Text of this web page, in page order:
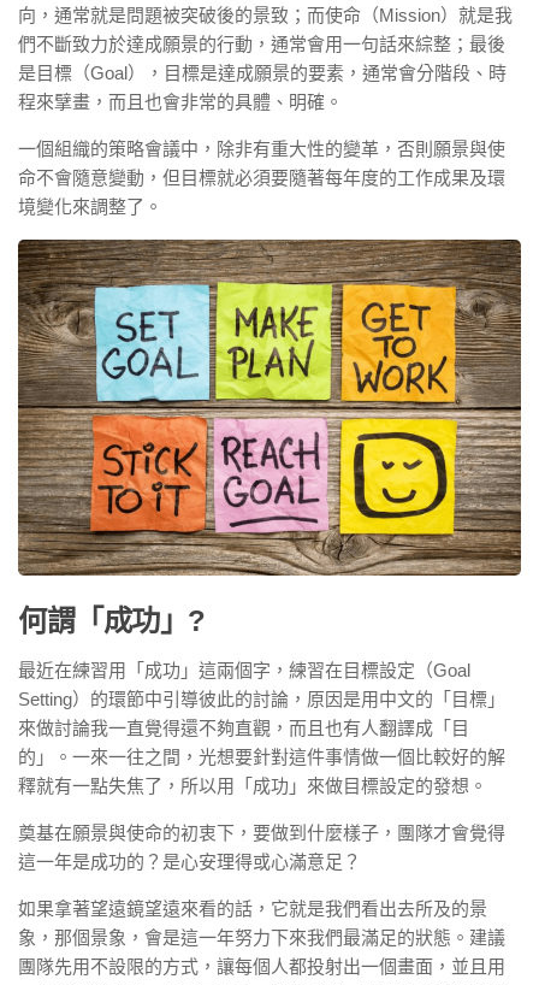
向，通常就是問題被突破後的景致；而使命（Mission）就是我
們不斷致力於達成願景的行動，通常會用一句話來綜整；最後
是目標（Goal），目標是達成願景的要素，通常會分階段、時
程來擘畫，而且也會非常的具體、明確。
一個組織的策略會議中，除非有重大性的變革，否則願景與使
命不會隨意變動，但目標就必須要隨著每年度的工作成果及環
境變化來調整了。
何謂「成功」?
最近在練習用「成功」這兩個字，練習在目標設定（Goal
Setting）的環節中引導彼此的討論，原因是用中文的「目標」
來做討論我一直覺得還不夠直觀，而且也有人翻譯成「目
的」。一來一往之間，光想要針對這件事情做一個比較好的解
釋就有一點失焦了，所以用「成功」來做目標設定的發想。
奠基在願景與使命的初衷下，要做到什麼樣子，團隊才會覺得
這一年是成功的？是心安理得或心滿意足？
如果拿著望遠鏡望遠來看的話，它就是我們看出去所及的景
象，那個景象，會是這一年努力下來我們最滿足的狀態。建議
團隊先用不設限的方式，讓每個人都投射出一個畫面，並且用